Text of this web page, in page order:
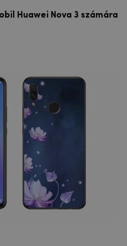
Huawei Nova 3 számára